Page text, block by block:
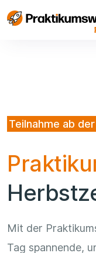
Teilnahme ab
Mit der
Tag spannende,